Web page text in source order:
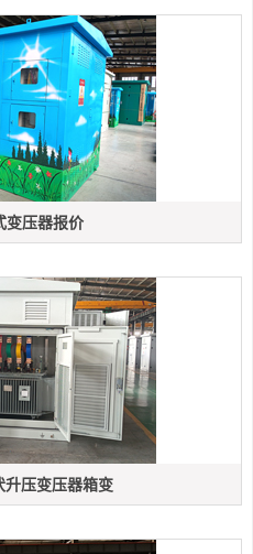
变压器报价
压变压器箱变